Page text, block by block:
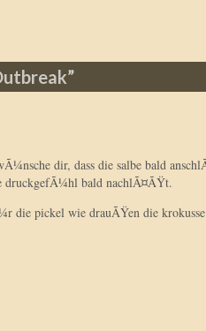
”
dir, dass die salbe bald
druckgefÃ¼hl bald nachlÃ¤ÃŸt.
die pickel wie drauÃŸen die